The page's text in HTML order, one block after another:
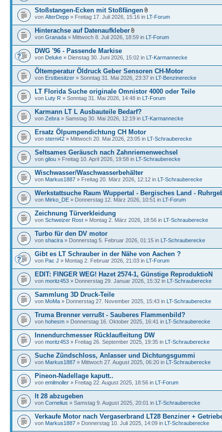
Stoßstangen-Ecken mit Stoßfängen
von AlterDepp » Freitag 17. Juli 2026, 15:16 in LT-Forum
Hinterachse auf Datenaufkleber
von Granada » Mittwoch 8. Juli 2026, 18:59 in LT-Forum
DWG '96 - Passende Markise
von Deluke » Dienstag 30. Juni 2026, 15:02 in LT-Karmannecke
Öltemperatur Öldruck Geber Sensoren CH-Motor
von Erstbesitzer » Sonntag 31. Mai 2026, 23:37 in LT-Benzinerecke
LT Florida Suche originale Omnistor 4000 oder Teile
von Luty R » Sonntag 31. Mai 2026, 14:48 in LT-Forum
Karmann LT L Ausbauteile Bedarf?
von Zebra » Samstag 30. Mai 2026, 12:19 in LT-Karmannecke
Ersatz Ölpumpendichtung CH Motor
von sterni42 » Mittwoch 20. Mai 2026, 23:05 in LT-Schrauberecke
Seltsames Geräusch nach Zahnriemenwechsel
von gilou » Freitag 10. April 2026, 19:58 in LT-Schrauberecke
Wischwasser/Waschwasserbehälter
von Markus1887 » Freitag 20. März 2026, 12:12 in LT-Schrauberecke
Werkstattsuche Raum Wuppertal - Bergisches Land -
von Mirko_DE » Donnerstag 12. März 2026, 10:51 in LT-Forum
Zeichnung Türverkleidung
von Schweizer Rost » Montag 2. März 2026, 18:56 in LT-Schrauberecke
Turbo für den DV motor
von shacira » Donnerstag 5. Februar 2026, 01:15 in LT-Schrauberecke
Gibt es LT Schrauber in der Nähe von Aachen ?
von Pac J » Montag 2. Februar 2026, 21:03 in LT-Forum
EDIT: FINGER WEG! Hazet 2574-1, Günstige ReproduktioN
von moritz453 » Donnerstag 29. Januar 2026, 15:32 in LT-Schrauberecke
Sammlung 3D Druck-Teile
von MoMa » Donnerstag 27. November 2025, 15:43 in LT-Schrauberecke
Truma Brenner verrußt - Sauberes Flammenbild?
von hohesm » Donnerstag 16. Oktober 2025, 16:41 in LT-Schrauberecke
Innendurchmesser Rücklaufleitung DW
von moritz453 » Freitag 26. September 2025, 19:35 in LT-Schrauberecke
Suche Zündschloss, Anlasser und Dichtungsgummi
von Markus1887 » Mittwoch 27. August 2025, 06:20 in LT-Schrauberecke
Pineon-Nadellage kaputt..
von emilmoller » Freitag 22. August 2025, 18:56 in LT-Forum
lt 28 abzugeben
von Cornelius » Samstag 9. August 2025, 20:01 in LT-Schrauberecke
Verkaufe Motor nach Vergaserbrand LT28 Benziner +
von Markus1887 » Donnerstag 10. Juli 2025, 14:09 in LT-Schrauberecke